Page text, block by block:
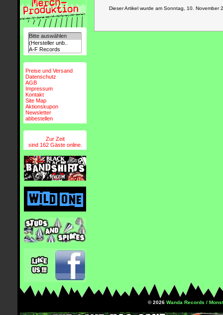
Preise und Versand
Datenschutz
AGB
Impressum
Kontakt
Site Map
Aktionskupon
Newsletter
abbestellen
Zur Zeit
sind 162 Gäste online.
Dieser Artikel wurde am Sonntag, 10. November
© 2026 Wanda Records /